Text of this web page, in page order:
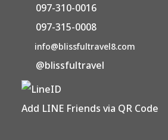
097-310-0016
097-315-0008
info@blissfultravel8.com
@blissfultravel
Add LINE Friends via QR Code